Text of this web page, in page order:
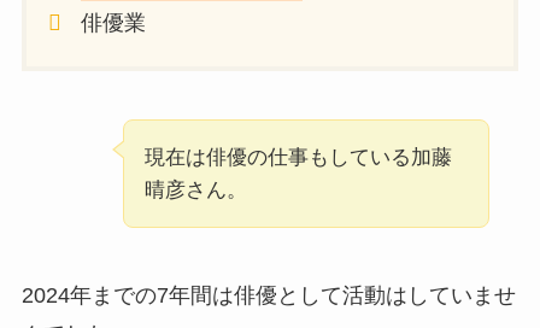
俳優業
現在は俳優の仕事もしている加藤
晴彦さん。
2024年までの7年間は俳優として活動はしていませ